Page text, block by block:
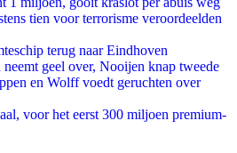
tien voor terrorisme veroordeelden
terug naar Eindhoven
geel over, Nooijen knap tweede
en Wolff voedt geruchten over
voor het eerst 300 miljoen premium-